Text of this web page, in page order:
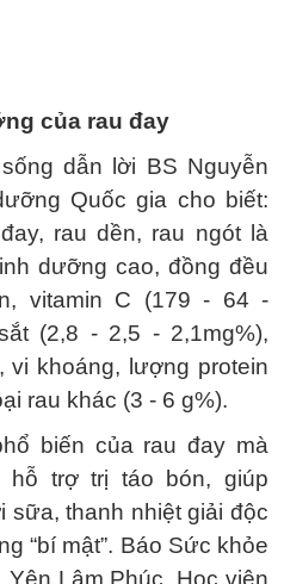
của rau đay
dẫn lời BS Nguyễn
Quốc gia cho biết:
rau dền, rau ngót là
dưỡng cao, đồng đều
vitamin C (179 - 64 -
(2,8 - 2,5 - 2,1mg%),
vi khoáng, lượng protein
rau khác (3 - 6 g%).
biến của rau đay mà
hỗ trợ trị táo bón, giúp
sữa, thanh nhiệt giải độc
“bí mật”. Báo Sức khỏe
Lâm Phúc, Học viện